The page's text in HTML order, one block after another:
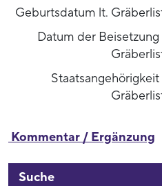
Geburtsdatum lt.
Datum der Beisetzung
Staatsangehörigkeit
Kommentar / Ergänzung
Suche